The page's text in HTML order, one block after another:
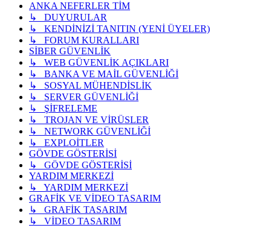
ANKA NEFERLER TİM
↳ DUYURULAR
↳ KENDİNİZİ TANITIN (YENİ ÜYELER)
↳ FORUM KURALLARI
SİBER GÜVENLİK
↳ WEB GÜVENLİK AÇIKLARI
↳ BANKA VE MAİL GÜVENLİĞİ
↳ SOSYAL MÜHENDİSLİK
↳ SERVER GÜVENLİĞİ
↳ ŞİFRELEME
↳ TROJAN VE VİRÜSLER
↳ NETWORK GÜVENLİĞİ
↳ EXPLOİTLER
GÖVDE GÖSTERİSİ
↳ GÖVDE GÖSTERİSİ
YARDIM MERKEZİ
↳ YARDIM MERKEZİ
GRAFİK VE VİDEO TASARIM
↳ GRAFİK TASARIM
↳ VİDEO TASARIM